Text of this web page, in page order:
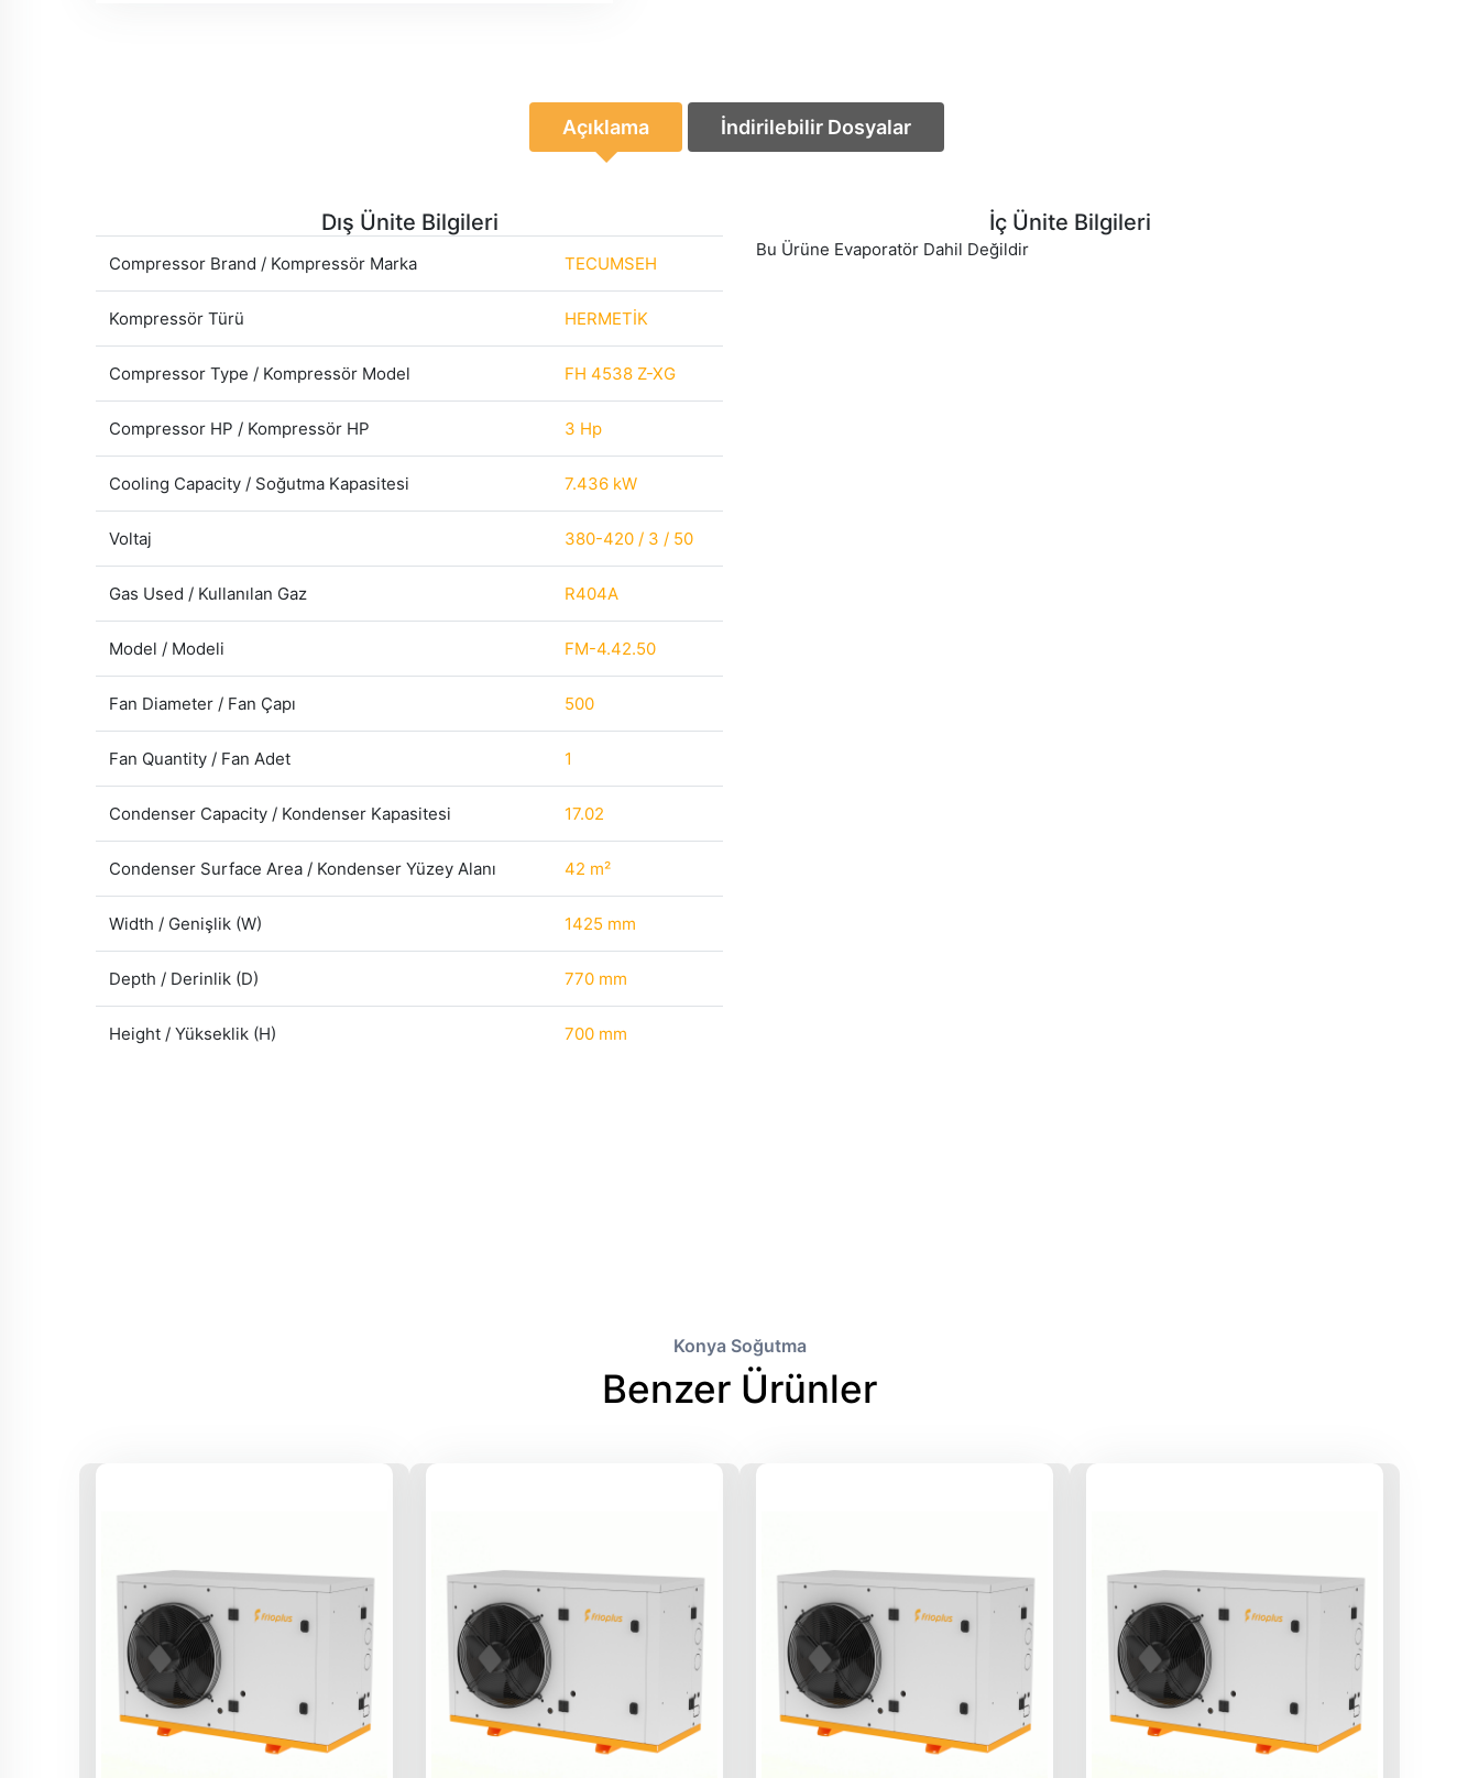
Açıklama İndirilebilir Dosyalar
Dış Ünite Bilgileri
Compressor Brand / Kompressör Marka TECUMSEH
Kompressör Türü HERMETİK
Compressor Type / Kompressör Model FH 4538 Z-XG
Compressor HP / Kompressör HP 3 Hp
Cooling Capacity / Soğutma Kapasitesi 7.436 kW
Voltaj 380-420 / 3 / 50
Gas Used / Kullanılan Gaz R404A
Model / Modeli FM-4.42.50
Fan Diameter / Fan Çapı 500
Fan Quantity / Fan Adet 1
Condenser Capacity / Kondenser Kapasitesi 17.02
Condenser Surface Area / Kondenser Yüzey Alanı 42 m²
Width / Genişlik (W) 1425 mm
Depth / Derinlik (D) 770 mm
Height / Yükseklik (H) 700 mm
İç Ünite Bilgileri
Bu Ürüne Evaporatör Dahil Değildir
Konya Soğutma
Benzer Ürünler